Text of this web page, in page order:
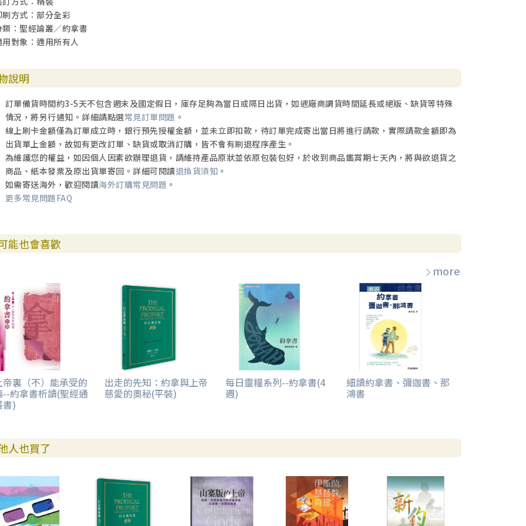
刷方式：部分全彩
類：聖經論叢／約拿書
用對象：適用所有人
說明
訂單備貨時間約3-5天不包含週末及國定假日，庫存足夠為當日或隔日出貨，如遇廠商調貨時間延長或絕版、缺貨等特殊
情況，將另行通知。詳細請點選常見訂單問題 。
線上刷卡金額僅為訂單成立時，銀行預先授權金額，並未立即扣款，待訂單完成寄出當日將進行請款，實際請款金額即為
出貨單上金額，故如有更改訂單、缺貨或取消訂購，皆不會有刷退程序產生。
為維護您的權益，如因個人因素欲辦理退貨，請維持產品原狀並依原包裝包好，於收到商品鑑賞期七天內，將與欲退貨之
商品、紙本發票及原出貨單寄回。詳細可閱讀退換貨須知 。
如需寄送海外，歡迎閱讀海外訂購常見問題 。
更多常見問題FAQ
能也會喜歡
more
帝裏（不）能承受的
--約拿書析讀(聖經通
書)
出走的先知：約拿與上帝
慈愛的奧秘(平裝)
每日靈糧系列--約拿書(4
週)
細讀約拿書、彌迦書、那
鴻書
人也買了